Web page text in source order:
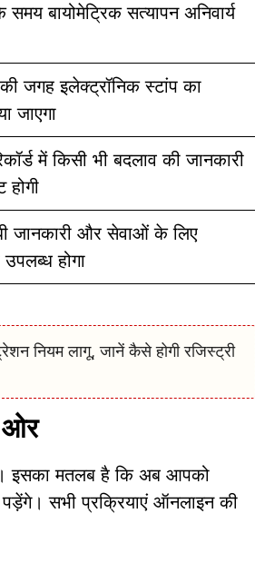
समय बायोमेट्रिक सत्यापन अनिवार्य
जगह इलेक्ट्रॉनिक स्टांप का
जाएगा
में किसी भी बदलाव की जानकारी
जानकारी और सेवाओं के लिए
उपलब्ध होगा
नियम लागू, जानें कैसे होगी रजिस्ट्री
ओर
इसका मतलब है कि अब आपको
सभी प्रक्रियाएं ऑनलाइन की